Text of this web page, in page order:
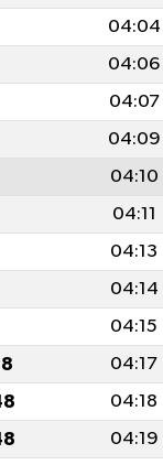
04:04
04:06
04:07
04:09
04:10
04:11
04:13
04:14
04:15
04:17
04:18
04:19